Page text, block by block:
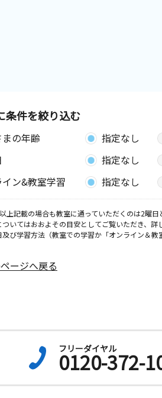
条件を絞り込む
の年齢 指定なし
指定なし
ン&教室学習
指定なし
上記載の場合も教室に通っていただくのは2曜日
いてはおおよその目安としてご覧いただき、詳
び学習方法（教室での学習か「オンライン＆教
ージへ戻る
フリーダイヤル
0120-372-